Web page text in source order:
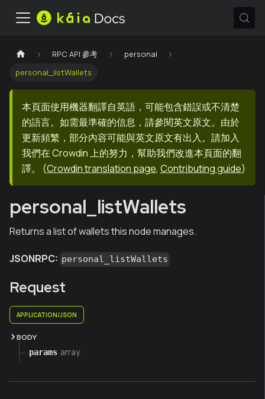
RPC API 參考
personal
personal_listWallets
本頁面使用機器翻譯自英語，可能包含錯誤或不清楚
的語言。如需最準確的信息，請參閱英文原文。由於
更新頻繁，部分內容可能與英文原文有出入。請加入
我們在 Crowdin 上的努力，幫助我們改進本頁面的翻
譯。
(Crowdin translation page, Contributing guide)
personal_listWallets
Returns a list of wallets this node manages.
JSONRPC: personal_listWallets
Request
APPLICATION/JSON
BODY
params array